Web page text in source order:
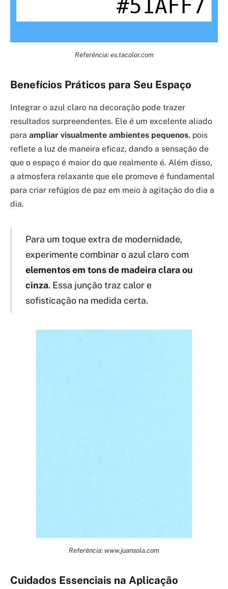
Referência: es.tacolor.com
Benefícios Práticos para Seu Espaço
Integrar o azul claro na decoração pode trazer
resultados surpreendentes. Ele é um excelente aliado
para ampliar visualmente ambientes pequenos, pois
reflete a luz de maneira eficaz, dando a sensação de
que o espaço é maior do que realmente é. Além disso,
a atmosfera relaxante que ele promove é fundamental
para criar refúgios de paz em meio à agitação do dia a
dia.
Para um toque extra de modernidade,
experimente combinar o azul claro com
elementos em tons de madeira clara ou
cinza. Essa junção traz calor e
sofisticação na medida certa.
Referência: www.juansola.com
Cuidados Essenciais na Aplicação